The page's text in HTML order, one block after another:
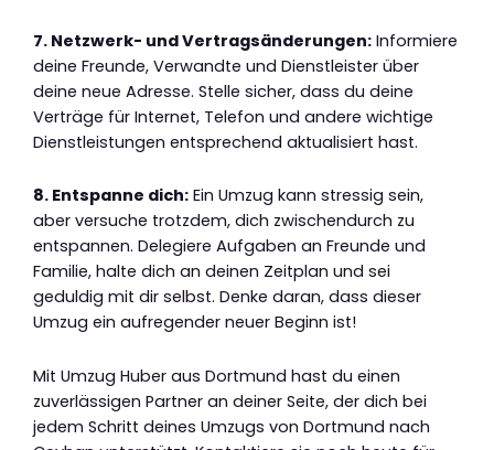
7. Netzwerk- und Vertragsänderungen: Informiere
deine Freunde, Verwandte und Dienstleister über
deine neue Adresse. Stelle sicher, dass du deine
Verträge für Internet, Telefon und andere wichtige
Dienstleistungen entsprechend aktualisiert hast.
8. Entspanne dich: Ein Umzug kann stressig sein,
aber versuche trotzdem, dich zwischendurch zu
entspannen. Delegiere Aufgaben an Freunde und
Familie, halte dich an deinen Zeitplan und sei
geduldig mit dir selbst. Denke daran, dass dieser
Umzug ein aufregender neuer Beginn ist!
Mit Umzug Huber aus Dortmund hast du einen
zuverlässigen Partner an deiner Seite, der dich bei
jedem Schritt deines Umzugs von Dortmund nach